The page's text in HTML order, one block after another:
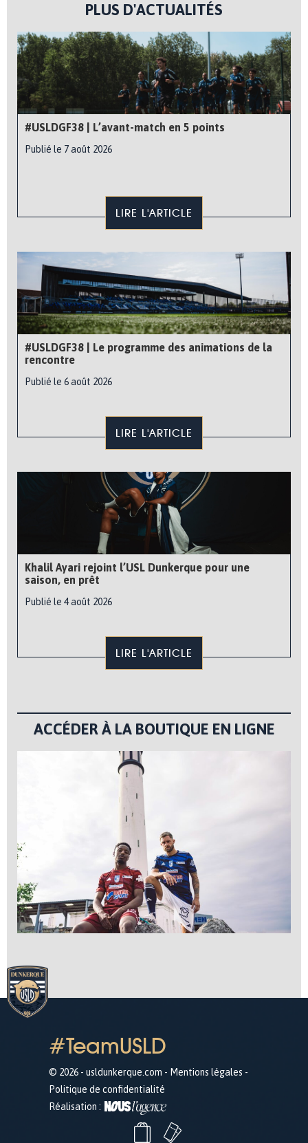
PLUS D'ACTUALITÉS
#USLDGF38 | L’avant-match en 5 points
Publié le 7 août 2026
LIRE L'ARTICLE
#USLDGF38 | Le programme des animations de la
rencontre
Publié le 6 août 2026
LIRE L'ARTICLE
Khalil Ayari rejoint l’USL Dunkerque pour une
saison, en prêt
Publié le 4 août 2026
LIRE L'ARTICLE
ACCÉDER À LA BOUTIQUE EN LIGNE
#TeamUSLD
© 2026 - usldunkerque.com - Mentions légales -
Politique de confidentialité
Réalisation :